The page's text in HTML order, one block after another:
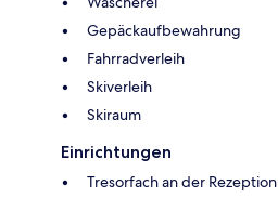
Gepäckaufbewahrung
Fahrradverleih
Skiverleih
Skiraum
Einrichtungen
Tresorfach an der Rezeption